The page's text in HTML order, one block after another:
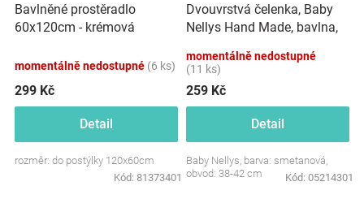
Bavlněné prostěradlo
60x120cm - krémová
momentálně nedostupné (6 ks)
299 Kč
Detail
rozměr: do postýlky 120x60cm
Kód: 81373401
Dvouvrstvá čelenka, Baby
Nellys Hand Made, bavlna,
80/98
momentálně nedostupné
(11 ks)
259 Kč
Detail
Baby Nellys, barva: smetanová,
obvod: 38-42 cm
Kód: 05214301